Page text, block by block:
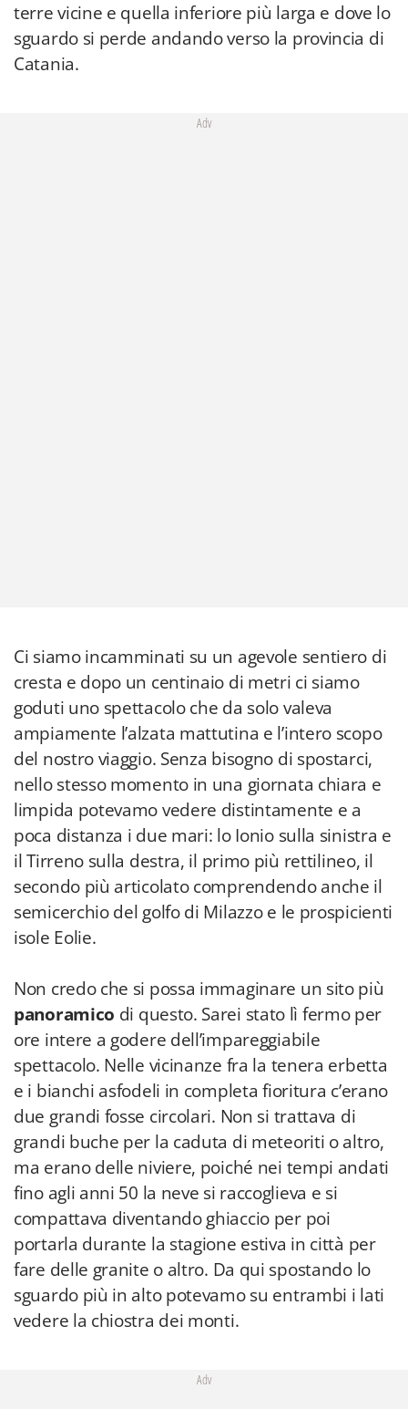
terre vicine e quella inferiore più larga e dove lo
sguardo si perde andando verso la provincia di
Catania.
Adv
Ci siamo incamminati su un agevole sentiero di
cresta e dopo un centinaio di metri ci siamo
goduti uno spettacolo che da solo valeva
ampiamente l’alzata mattutina e l’intero scopo
del nostro viaggio. Senza bisogno di spostarci,
nello stesso momento in una giornata chiara e
limpida potevamo vedere distintamente e a
poca distanza i due mari: lo Ionio sulla sinistra e
il Tirreno sulla destra, il primo più rettilineo, il
secondo più articolato comprendendo anche il
semicerchio del golfo di Milazzo e le prospicienti
isole Eolie.
Non credo che si possa immaginare un sito più
panoramico di questo. Sarei stato lì fermo per
ore intere a godere dell’impareggiabile
spettacolo. Nelle vicinanze fra la tenera erbetta
e i bianchi asfodeli in completa fioritura c’erano
due grandi fosse circolari. Non si trattava di
grandi buche per la caduta di meteoriti o altro,
ma erano delle niviere, poiché nei tempi andati
fino agli anni 50 la neve si raccoglieva e si
compattava diventando ghiaccio per poi
portarla durante la stagione estiva in città per
fare delle granite o altro. Da qui spostando lo
sguardo più in alto potevamo su entrambi i lati
vedere la chiostra dei monti.
Adv